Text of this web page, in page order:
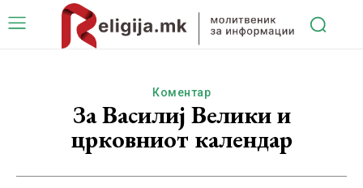
Коментар
За Василиј Велики и
црковниот календар